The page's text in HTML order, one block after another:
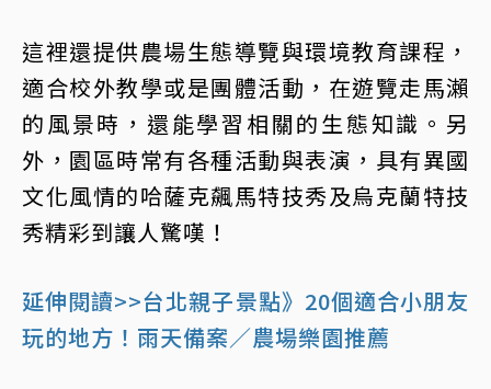
這裡還提供農場生態導覽與環境教育課程，
適合校外教學或是團體活動，在遊覽走馬瀨
的風景時，還能學習相關的生態知識。另
外，園區時常有各種活動與表演，具有異國
文化風情的哈薩克飆馬特技秀及烏克蘭特技
秀精彩到讓人驚嘆！
延伸閱讀>>台北親子景點》20個適合小朋友
玩的地方！雨天備案／農場樂園推薦